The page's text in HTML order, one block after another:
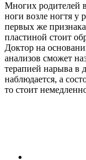
Многих родителей
ноги возле ногтя у
первых же
пластиной стоит
Доктор на
анализов сможет
терапией нарыва в
наблюдается, а
то стоит